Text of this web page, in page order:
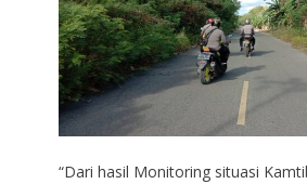
“Dari hasil Monitoring situasi